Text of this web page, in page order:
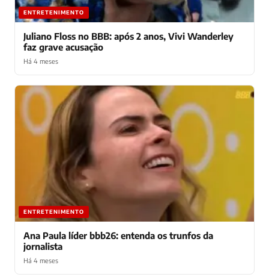
ENTRETENIMENTO
Juliano Floss no BBB: após 2 anos, Vivi Wanderley
faz grave acusação
Há 4 meses
ENTRETENIMENTO
Ana Paula líder bbb26: entenda os trunfos da
jornalista
Há 4 meses